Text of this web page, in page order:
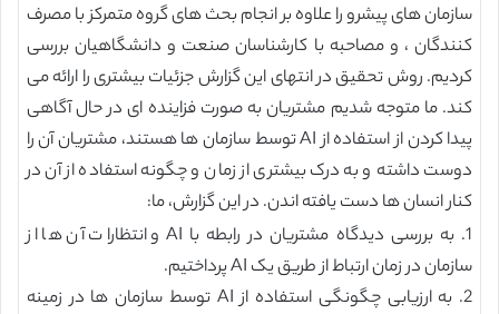
سازمان های پیشرو را علاوه بر انجام بحث های گروه متمرکز با مصرف
کنندگان ، و مصاحبه با کارشناسان صنعت و دانشگاهیان بررسی
کردیم. روش تحقیق در انتهای این گزارش جزئیات بیشتری را ارائه می
کند. ما متوجه شدیم مشتریان به صورت فزاینده ای در حال آگاهی
پیدا کردن از استفاده از AI توسط سازمان ها هستند، مشتریان آن را
دوست داشته و به درک بیشتری از زمان و چگونه استفاده از آن در
کنار انسان ها دست یافته اندن. در این گزارش، ما:
1. به بررسی دیدگاه مشتریان در رابطه با AI و انتظارات آن ها از
سازمان در زمان ارتباط از طریق یک AI پرداختیم.
2. به ارزیابی چگونگی استفاده از AI توسط سازمان ها در زمینه